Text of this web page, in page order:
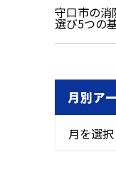
守口市の消
選び5つの
月別ア
月を選択